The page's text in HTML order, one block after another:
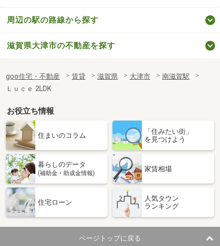
周辺の駅の路線から探す
滋賀県大津市の不動産を探す
goo住宅・不動産 賃貸 滋賀県 大津市
南滋賀駅
Ｌｕｃｅ 2LDK
お役立ち情報
住まいのコラム
「住みたい街」
を見つけよう
暮らしのデータ
(補助金・助成金情報)
家賃相場
住宅ローン
人気タウン
ランキング
ページトップに戻る